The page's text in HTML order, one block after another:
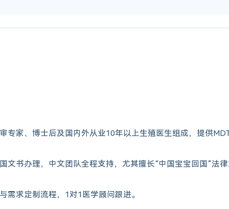
专家、博士后及国内外从业10年以上生殖医生组成，提供
文书办理，中文团队全程支持，尤其擅长“中国宝宝回国”法
需求定制流程，1对1医学顾问跟进。